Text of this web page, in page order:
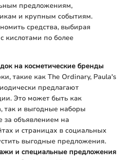
предложениям,
и крупным событиям.
средства, выбирая
кислотами по более
на косметические бренды
такие как The Ordinary, Paula's
предлагают
Это может быть как
так и выгодные наборы
за объявлением на
и страницах в социальных
выгодные предложения.
и специальные предложения